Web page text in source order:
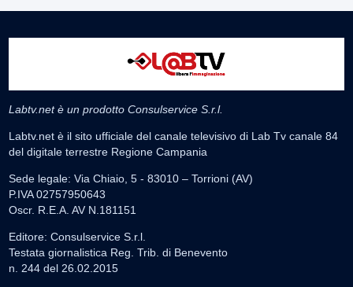
Labtv.net è un prodotto Consulservice S.r.l.
Labtv.net è il sito ufficiale del canale televisivo di Lab Tv canale 84
del digitale terrestre Regione Campania
Sede legale: Via Chiaio, 5 - 83010 – Torrioni (AV)
P.IVA 02757950643
Oscr. R.E.A. AV N.181151
Editore: Consulservice S.r.l.
Testata giornalistica Reg. Trib. di Benevento
n. 244 del 26.02.2015